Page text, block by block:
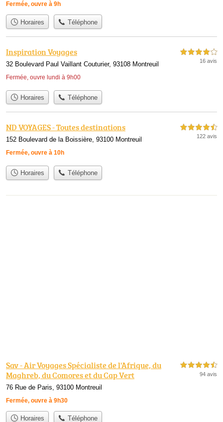
Fermée, ouvre à 9h
Horaires Téléphone
Inspiration Voyages
32 Boulevard Paul Vaillant Couturier, 93108 Montreuil
Fermée, ouvre lundi à 9h00
4,0 étoiles sur 5
16 avis
Horaires Téléphone
ND VOYAGES - Toutes destinations
152 Boulevard de la Boissière, 93100 Montreuil
Fermée, ouvre à 10h
4,5 étoiles sur 5
122 avis
Horaires Téléphone
Sav - Air Voyages Spécialiste de l'Afrique, du
Maghreb, du Comores et du Cap Vert
76 Rue de Paris, 93100 Montreuil
Fermée, ouvre à 9h30
4,5 étoiles sur 5
94 avis
Horaires Téléphone